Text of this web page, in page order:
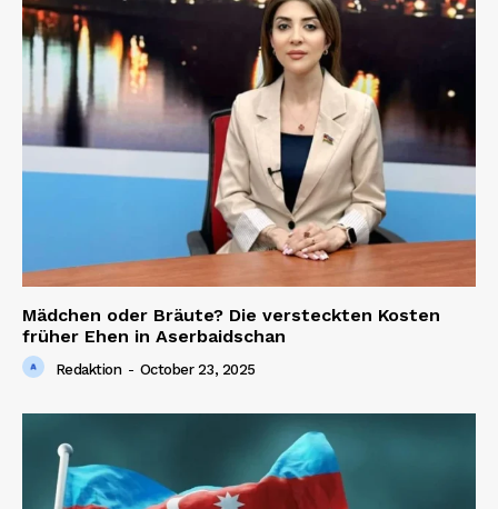
Mädchen oder Bräute? Die versteckten Kosten
früher Ehen in Aserbaidschan
Redaktion - October 23, 2025